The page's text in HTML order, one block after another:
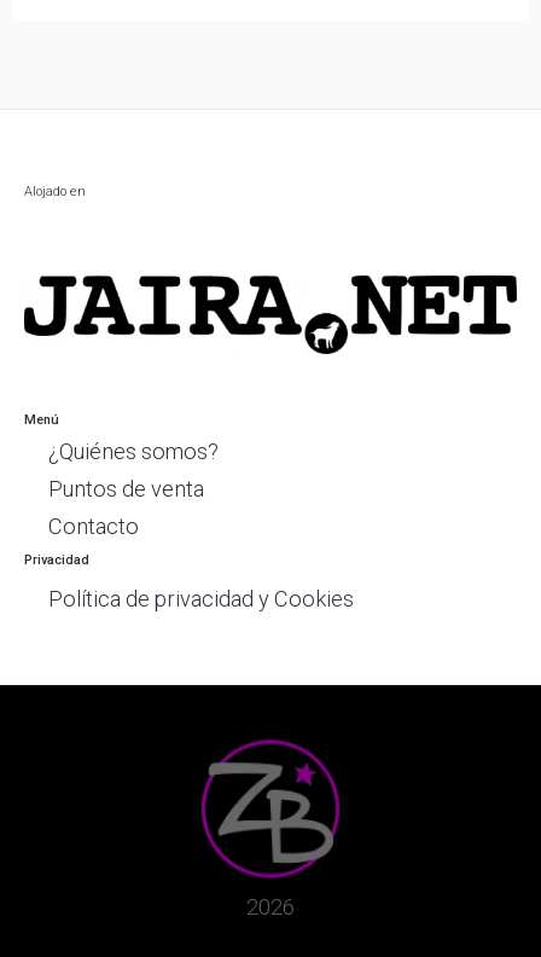
Alojado en
Menú
¿Quiénes somos?
Puntos de venta
Contacto
Privacidad
Política de privacidad y Cookies
2026